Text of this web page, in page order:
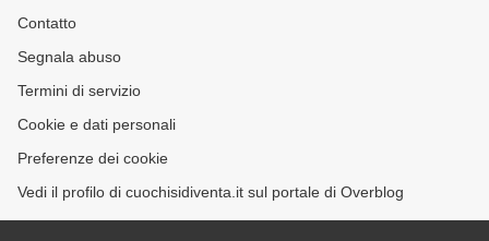
Contatto
Segnala abuso
Termini di servizio
Cookie e dati personali
Preferenze dei cookie
Vedi il profilo di cuochisidiventa.it sul portale di Overblog